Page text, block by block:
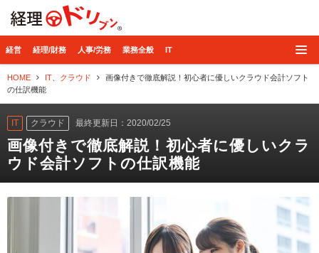
経営 経理/財務 人事/労務 業務全般 IT
HOME IT クラウド
画像付きで徹底解説！初心者に優しいクラウド会計ソフト
の仕訳機能
IT クラウド 最終更新日：2020/02/25
画像付きで徹底解説！初心者に優しいクラ
ウド会計ソフトの仕訳機能